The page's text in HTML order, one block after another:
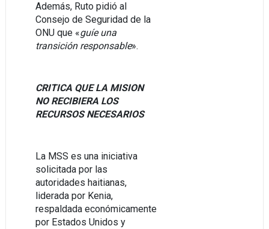
Además, Ruto pidió al
Consejo de Seguridad de la
ONU que «guíe una
transición responsable».
CRITICA QUE LA MISION
NO RECIBIERA LOS
RECURSOS NECESARIOS
La MSS es una iniciativa
solicitada por las
autoridades haitianas,
liderada por Kenia,
respaldada económicamente
por Estados Unidos y